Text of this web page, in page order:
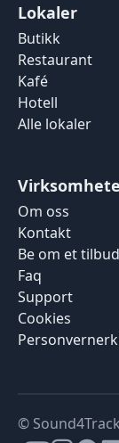
Lokaler
Butikk
Restaurant
Kafé
Hotell
Alle lokaler
Om oss
Kontakt
Be om et tilbud
Faq
Support
Cookies
©